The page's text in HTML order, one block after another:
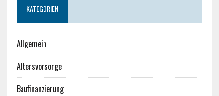
KATEGORIEN
Allgemein
Altersvorsorge
Baufinanzierung